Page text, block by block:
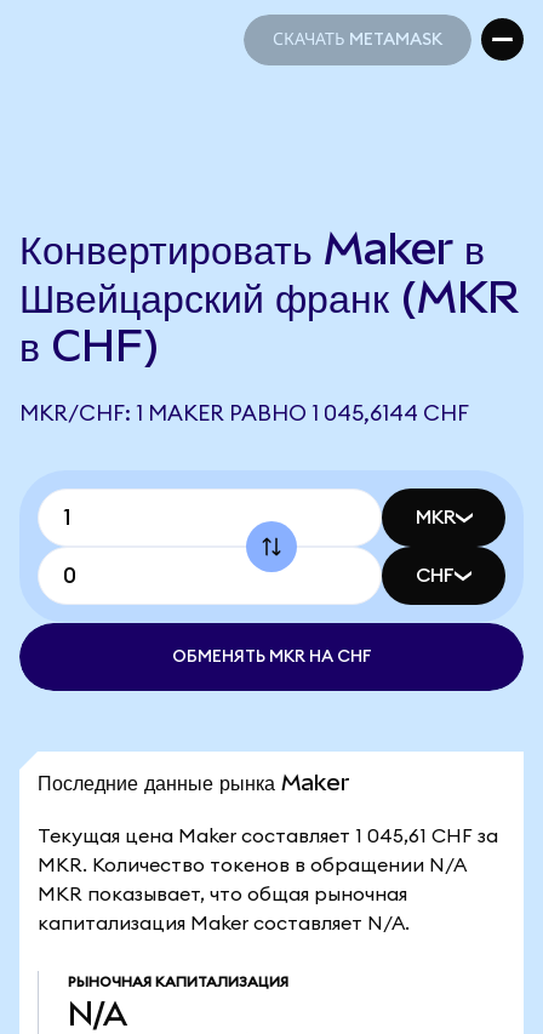
СКАЧАТЬ METAMASK
Конвертировать Maker в
Швейцарский франк (MKR
в CHF)
MKR/CHF: 1 MAKER РАВНО 1 045,6144 CHF
MKR
CHF
ОБМЕНЯТЬ MKR НА CHF
Последние данные рынка Maker
Текущая цена Maker составляет 1 045,61 CHF за
MKR. Количество токенов в обращении N/A
MKR показывает, что общая рыночная
капитализация Maker составляет N/A.
РЫНОЧНАЯ КАПИТАЛИЗАЦИЯ
N/A